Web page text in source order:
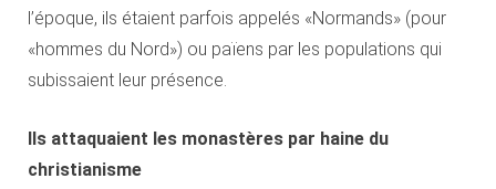
l’époque, ils étaient parfois appelés «Normands» (pour
«hommes du Nord») ou païens par les populations qui
subissaient leur présence.
Ils attaquaient les monastères par haine du
christianisme